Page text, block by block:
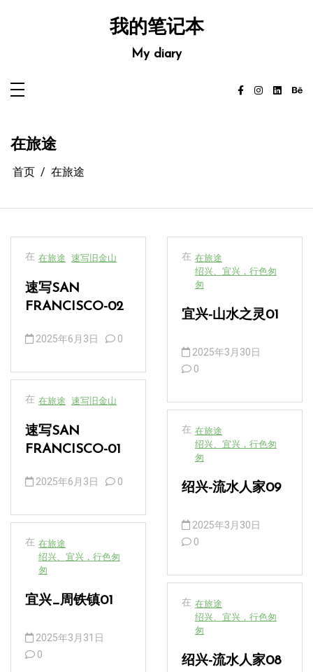
我的笔记本
My diary
在旅途
首页 在旅途
在 在旅途 速写旧金山
速写SAN
FRANCISCO-02
2025年6月3日 0
在 在旅途 速写旧金山
速写SAN
FRANCISCO-01
2025年6月3日 0
在 在旅途
绍兴、宜兴，行色匆
匆
宜兴_周铁镇01
2025年3月31日
0
在 在旅途
绍兴、宜兴，行色匆
匆
宜兴-山水之灵01
2025年3月30日
0
在 在旅途
绍兴、宜兴，行色匆
匆
绍兴-流水人家09
2025年3月30日
0
在 在旅途
绍兴、宜兴，行色匆
匆
绍兴-流水人家08